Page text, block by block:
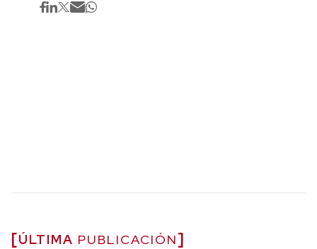
ÚLTIMA PUBLICACIÓN